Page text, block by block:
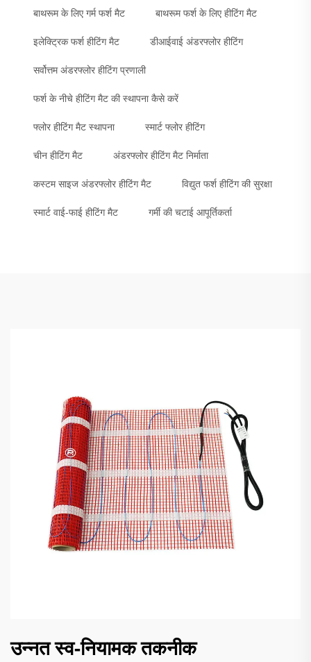
बाथरूम के लिए गर्म फर्श मैट बाथरूम फर्श के लिए हीटिंग मैट
इलेक्ट्रिक फर्श हीटिंग मैट डीआईवाई अंडरफ्लोर हीटिंग
सर्वोत्तम अंडरफ्लोर हीटिंग प्रणाली
फर्श के नीचे हीटिंग मैट की स्थापना कैसे करें
फ्लोर हीटिंग मैट स्थापना स्मार्ट फ्लोर हीटिंग
चीन हीटिंग मैट अंडरफ्लोर हीटिंग मैट निर्माता
कस्टम साइज अंडरफ्लोर हीटिंग मैट विद्युत फर्श हीटिंग की सुरक्षा
स्मार्ट वाई-फाई हीटिंग मैट गर्मी की चटाई आपूर्तिकर्ता
उन्नत स्व-नियामक तकनीक